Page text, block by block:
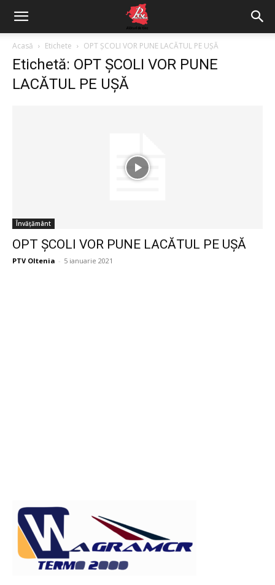
Acasă Etichete OPT ȘCOLI VOR PUNE LACĂTUL PE UȘĂ
Etichetă: OPT ȘCOLI VOR PUNE
LACĂTUL PE UȘĂ
Învățământ
OPT ȘCOLI VOR PUNE LACĂTUL PE UȘĂ
PTV Oltenia - 5 ianuarie 2021